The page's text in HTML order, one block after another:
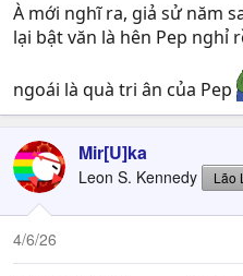
À mới nghĩ ra, giả sử năm
lại bật văn là hên Pep nghỉ
ngoái là quà tri ân của Pep
Mir[U]ka
Leon S. Kennedy Lão
4/6/26